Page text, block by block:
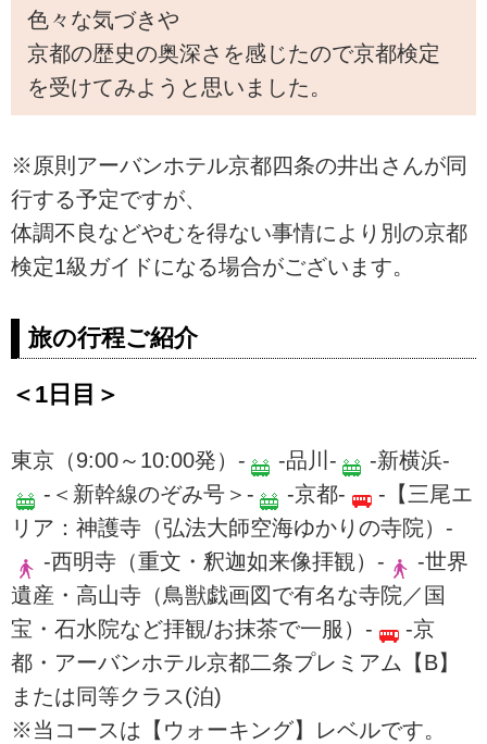
色々な気づきや
京都の歴史の奥深さを感じたので京都検定
を受けてみようと思いました。
※原則アーバンホテル京都四条の井出さんが同
行する予定ですが、
体調不良などやむを得ない事情により別の京都
検定1級ガイドになる場合がございます。
旅の行程ご紹介
＜1日目＞
東京（9:00～10:00発）- -品川-
-新横浜-
-＜新幹線のぞみ号＞-
-京都-
-【三尾エ
リア：神護寺（弘法大師空海ゆかりの寺院）-
-西明寺（重文・釈迦如来像拝観）-
-世界
遺産・高山寺（鳥獣戯画図で有名な寺院／国
宝・石水院など拝観/お抹茶で一服）-
-京
都・アーバンホテル京都二条プレミアム【B】
または同等クラス(泊)
※当コースは【ウォーキング】レベルです。